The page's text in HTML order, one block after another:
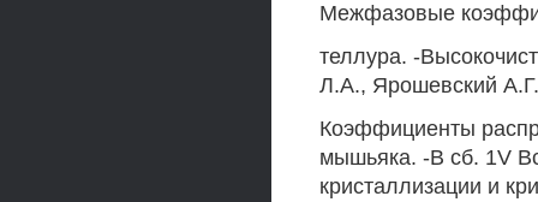
Межфазовые
теллура. -
Л.А., Ярошевский
Коэффициенты
мышьяка. -В сб. 1V
кристаллизации и